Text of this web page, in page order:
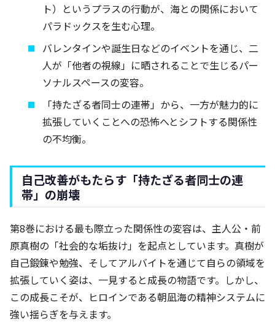
ト）というプラスの行動が、海との関係において
パラドックスを生む心理。
バレンタインや誕生日などのイベントを通じ、二
人が「他者の視線」に晒されることで生じるパー
ソナルスペースの変容。
「持たざる者同士の連帯」から、一方が魅力的に
拡張していくことへの恐怖へとシフトする関係性
の不均衡。
自己改善がもたらす「持たざる者同士の連
帯」の崩壊
第8巻における最も際立った関係性の変容は、主人公・前
原真樹の「社会的な垢抜け」を起点としています。真樹が
自己鍛錬や勉強、そしてアルバイトを通じて自らの領域を
拡張していく姿は、一見すると成長の物語です。しかし、
この成長こそが、ヒロインである朝凪海の精神システムに
強い揺らぎを与えます。